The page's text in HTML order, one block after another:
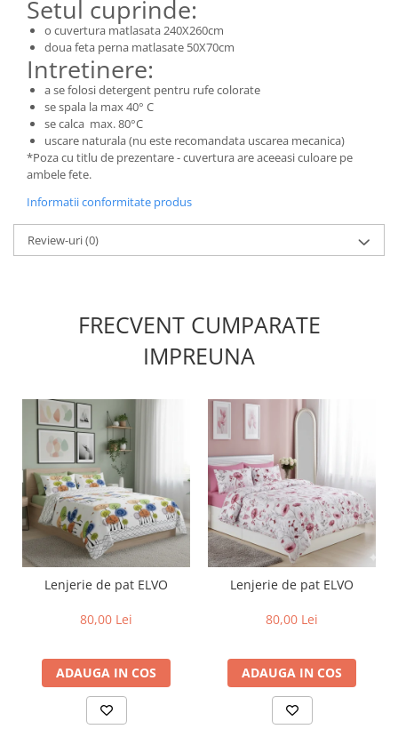
Setul cuprinde:
o cuvertura matlasata 240X260cm
doua feta perna matlasate 50X70cm
Intretinere:
a se folosi detergent pentru rufe colorate
se spala la max 40° C
se calca max. 80°C
uscare naturala (nu este recomandata uscarea mecanica)
*Poza cu titlu de prezentare - cuvertura are aceeasi culoare pe
ambele fete.
Informatii conformitate produs
Review-uri(0)
FRECVENT CUMPARATE
IMPREUNA
Lenjerie de pat ELVO
80,00 Lei
ADAUGA IN COS
Lenjerie de pat ELVO
80,00 Lei
ADAUGA IN COS